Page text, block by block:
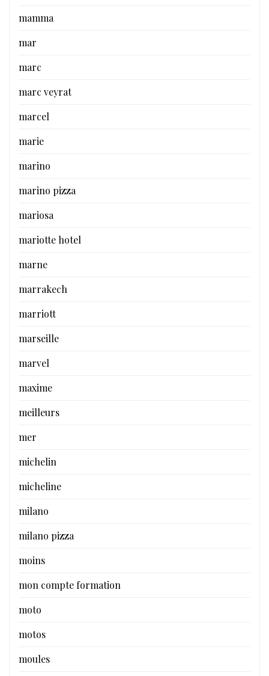
mamma
mar
marc
marc veyrat
marcel
marie
marino
marino pizza
mariosa
mariotte hotel
marne
marrakech
marriott
marseille
marvel
maxime
meilleurs
mer
michelin
micheline
milano
milano pizza
moins
mon compte formation
moto
motos
moules